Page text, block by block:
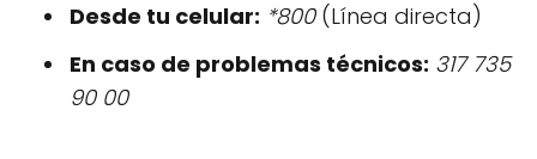
Desde tu celular: *800(Línea directa)
En caso de problemas técnicos: 317 735
90 00